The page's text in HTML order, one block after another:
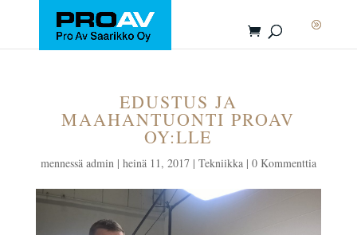
EDUSTUS JA
MAAHANTUONTI PROAV
OY:LLE
mennessä admin| heinä 11, 2017| Tekniikka| 0 Kommenttia